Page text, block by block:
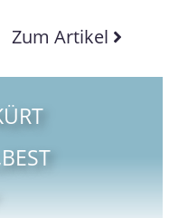
Zum Artikel